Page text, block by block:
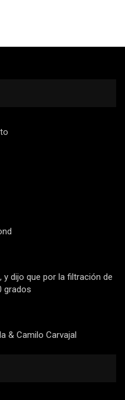
y dijo que por la filtración de
grados
& Camilo Carvajal